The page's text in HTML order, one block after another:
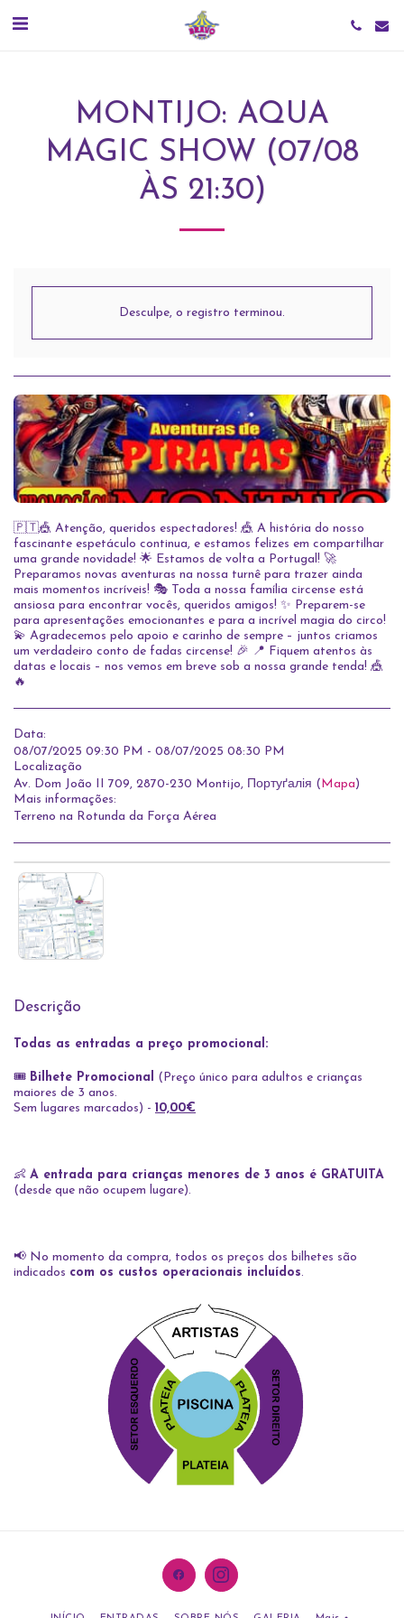
MONTIJO: AQUA
MAGIC SHOW (07/08
ÀS 21:30)
Desculpe, o registro terminou.
🇵🇹🎪 Atenção, queridos espectadores! 🎪 A história do nosso
fascinante espetáculo continua, e estamos felizes em compartilhar
uma grande novidade! 🌟 Estamos de volta a Portugal! 🚀
Preparamos novas aventuras na nossa turnê para trazer ainda
mais momentos incríveis! 🎭 Toda a nossa família circense está
ansiosa para encontrar vocês, queridos amigos! ✨ Preparem-se
para apresentações emocionantes e para a incrível magia do circo!
💫 Agradecemos pelo apoio e carinho de sempre – juntos criamos
um verdadeiro conto de fadas circense! 🎉 📍 Fiquem atentos às
datas e locais – nos vemos em breve sob a nossa grande tenda! 🎪
🔥
Data:
08/07/2025 09:30 PM - 08/07/2025 08:30 PM
Localização
Av. Dom João II 709, 2870-230 Montijo, Портуґалія (Mapa)
Mais informações:
Terreno na Rotunda da Força Aérea
Descrição
Todas as entradas a preço promocional:
🎟️ Bilhete Promocional
(Preço único para adultos e crianças
maiores de 3 anos.
Sem lugares marcados) - 10,00€
👶 A entrada para crianças menores de 3 anos é GRATUITA
(desde que não ocupem lugare).
📢 No momento da compra, todos os preços dos bilhetes são
indicados com os custos operacionais incluídos.